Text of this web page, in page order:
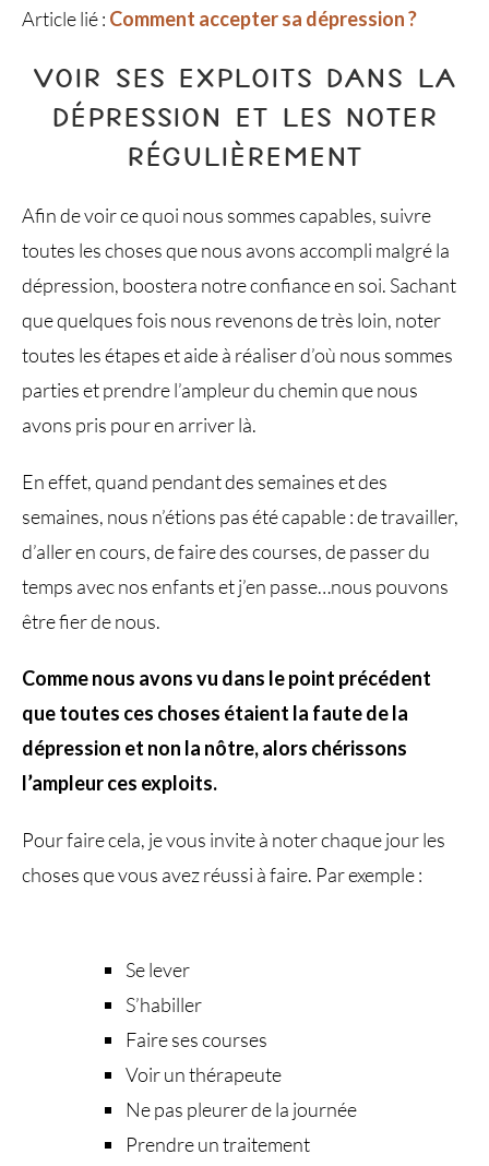
Article lié : Comment accepter sa dépression ?
VOIR SES EXPLOITS DANS LA
DÉPRESSION ET LES NOTER
RÉGULIÈREMENT
Afin de voir ce quoi nous sommes capables, suivre
toutes les choses que nous avons accompli malgré la
dépression, boostera notre confiance en soi. Sachant
que quelques fois nous revenons de très loin, noter
toutes les étapes et aide à réaliser d’où nous sommes
parties et prendre l’ampleur du chemin que nous
avons pris pour en arriver là.
En effet, quand pendant des semaines et des
semaines, nous n’étions pas été capable : de travailler,
d’aller en cours, de faire des courses, de passer du
temps avec nos enfants et j’en passe…nous pouvons
être fier de nous.
Comme nous avons vu dans le point précédent
que toutes ces choses étaient la faute de la
dépression et non la nôtre, alors chérissons
l’ampleur ces exploits.
Pour faire cela, je vous invite à noter chaque jour les
choses que vous avez réussi à faire. Par exemple :
Se lever
S’habiller
Faire ses courses
Voir un thérapeute
Ne pas pleurer de la journée
Prendre un traitement